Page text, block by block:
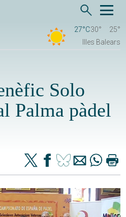
27°C30°
25°
Illes Balears
Solo
Palma pàdel